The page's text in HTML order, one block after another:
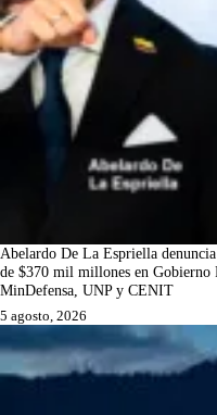
Abelardo De La Espriella
de $370 mil millones en Gobierno
MinDefensa, UNP y CENIT
5 agosto, 2026